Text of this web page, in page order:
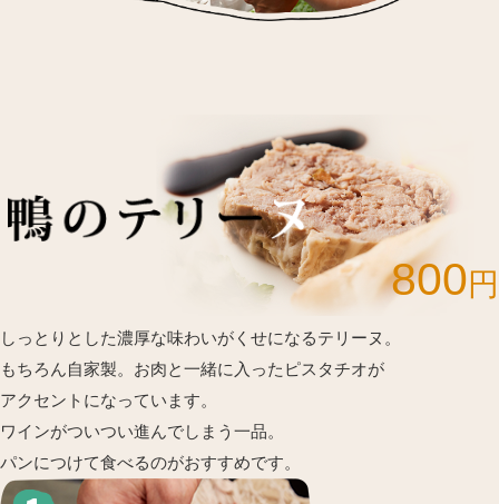
800円
しっとりとした濃厚な味わいがくせになるテリーヌ。
もちろん自家製。お肉と一緒に入ったピスタチオが
アクセントになっています。
ワインがついつい進んでしまう一品。
パンにつけて食べるのがおすすめです。